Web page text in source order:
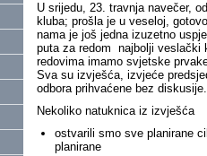
U srijedu, 23. travnja navečer,
kluba; prošla je u veseloj,
nama je još jedna izuzetno
puta za redom najbolji veslački
redovima imamo svjetske
Sva su izvješća, izvjeće
odbora prihvaćene bez diskusije.
Nekoliko natuknica iz izvješća
ostvarili smo sve planirane
planirane